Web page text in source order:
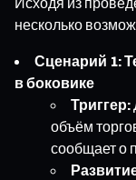
несколько
Сценарий 1:
в боковике
Триггер:
объём
сообщает о